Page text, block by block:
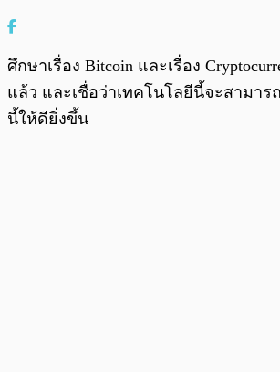
ศึกษาเรื่อง Bitcoin และเรื่อง
แล้ว และเชื่อว่าเทคโนโลยีนี้จะสามาร
นี้ให้ดียิ่งขึ้น